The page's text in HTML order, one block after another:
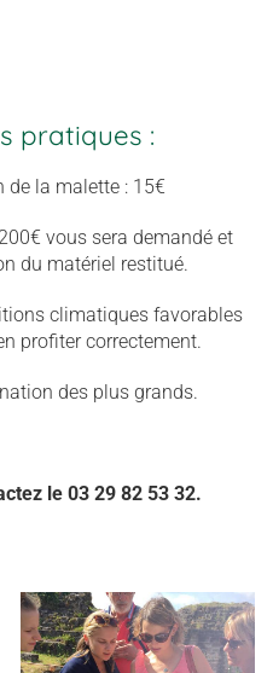
pratiques :
de la malette : 15€
vous sera demandé et
du matériel restitué.
climatiques favorables
profiter correctement.
des plus grands.
le 03 29 82 53 32.